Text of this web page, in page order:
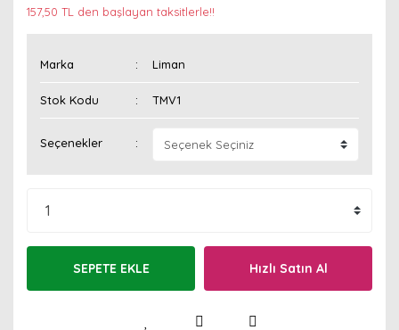
157,50 TL den başlayan taksitlerle!!
Marka Liman
Stok Kodu TMV1
Seçenekler
SEPETE EKLE Hızlı Satın Al